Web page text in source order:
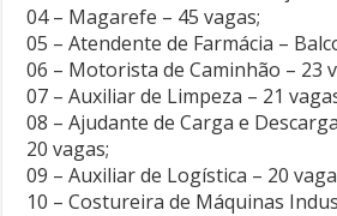
04 – Magarefe – 45 vagas;
05 – Atendente de Farmácia –
06 – Motorista de Caminhão – 23
07 – Auxiliar de Limpeza – 21
08 – Ajudante de Carga e
20 vagas;
09 – Auxiliar de Logística – 20
10 – Costureira de Máquinas